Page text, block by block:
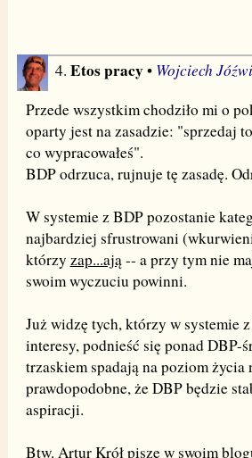
4. Etos pracy• Wojciech
Przede wszystkim chodziło mi o
oparty jest na zasadzie: "sprzedaj
co wypracowałeś".
BDP odrzuca, rujnuje tę zasadę.
W systemie z BDP pozostanie
najbardziej sfrustrowani
którzy zap...ają-- a przy tym nie
swoim wyczuciu powinni.
Już widzę tych, którzy w systemie
interesy, podnieść się ponad DBP-
trzaskiem spadają na poziom życia
prawdopodobne, że DBP będzie
aspiracji.
Btw. Artur Krół pisze w swoim